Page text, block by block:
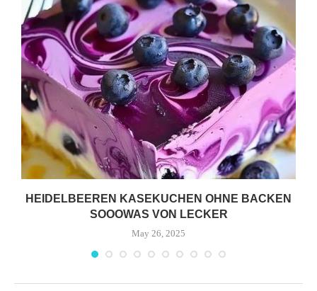
HEIDELBEEREN KASEKUCHEN OHNE BACKEN
SOOOWAS VON LECKER
May 26, 2025